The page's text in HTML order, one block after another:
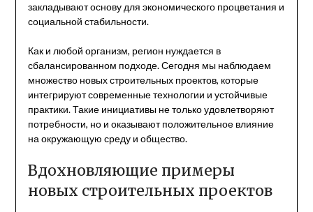
закладывают основу для экономического процветания и
социальной стабильности.
Как и любой организм, регион нуждается в
сбалансированном подходе. Сегодня мы наблюдаем
множество новых строительных проектов, которые
интегрируют современные технологии и устойчивые
практики. Такие инициативы не только удовлетворяют
потребности, но и оказывают положительное влияние
на окружающую среду и общество.
Вдохновляющие примеры
новых строительных проектов